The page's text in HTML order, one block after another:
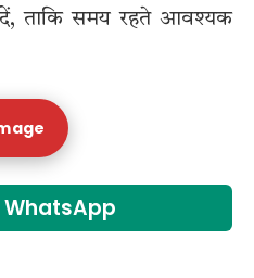
ताकि समय रहते आवश्यक
WhatsApp